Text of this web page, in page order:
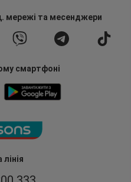
лінія
мережі та месенджери
смартфоні